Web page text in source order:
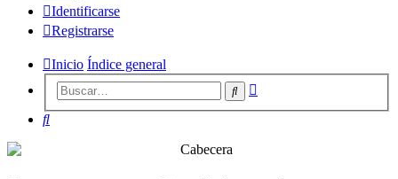
Identificarse
Registrarse
Inicio Índice general
Buscar
Buscar